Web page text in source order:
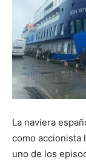
La naviera
como accionista
uno de los